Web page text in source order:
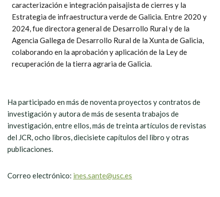
caracterización e integración paisajista de cierres y la
Estrategia de infraestructura verde de Galicia. Entre 2020 y
2024, fue directora general de Desarrollo Rural y de la
Agencia Gallega de Desarrollo Rural de la Xunta de Galicia,
colaborando en la aprobación y aplicación de la Ley de
recuperación de la tierra agraria de Galicia.
Ha participado en más de noventa proyectos y contratos de
investigación y autora de más de sesenta trabajos de
investigación, entre ellos, más de treinta artículos de revistas
del JCR, ocho libros, diecisiete capítulos del libro y otras
publicaciones.
Correo electrónico: ines.sante@usc.es